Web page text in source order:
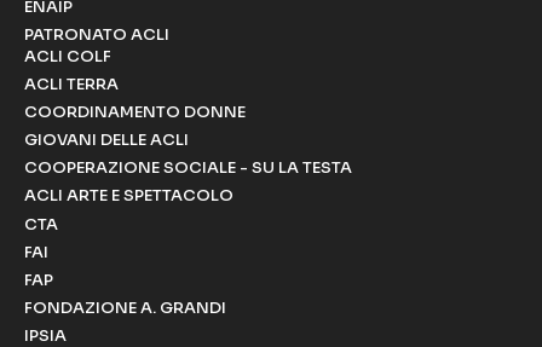
ENAIP
PATRONATO ACLI
ACLI COLF
ACLI TERRA
COORDINAMENTO DONNE
GIOVANI DELLE ACLI
COOPERAZIONE SOCIALE - SU LA TESTA
ACLI ARTE E SPETTACOLO
CTA
FAI
FAP
FONDAZIONE A. GRANDI
IPSIA